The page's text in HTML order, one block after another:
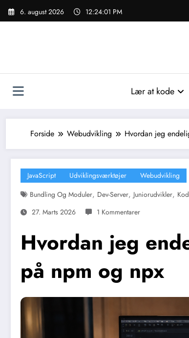
Videre
6. august 2026 12:24:02 PM
Lær at kode
Forside Webudvikling Hvordan jeg
JavaScript Udviklingsværktøjer
Webudvikling
Bundling Og Moduler, Dev-Server, Juniorudvikler,
27. Marts 2026
1 Kommentarer
Hvordan jeg
på npm og npx